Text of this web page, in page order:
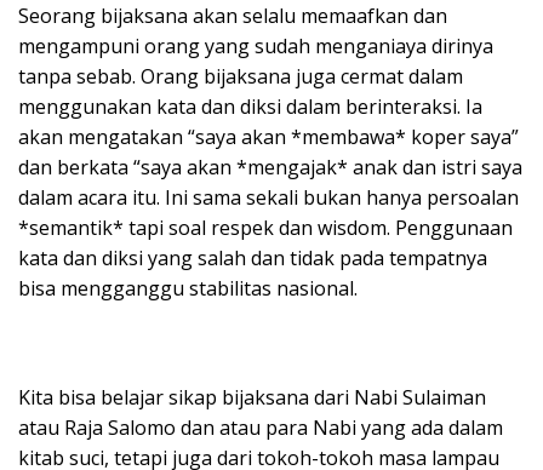
Seorang bijaksana akan selalu memaafkan dan
mengampuni orang yang sudah menganiaya dirinya
tanpa sebab. Orang bijaksana juga cermat dalam
menggunakan kata dan diksi dalam berinteraksi. Ia
akan mengatakan “saya akan *membawa* koper saya”
dan berkata “saya akan *mengajak* anak dan istri saya
dalam acara itu. Ini sama sekali bukan hanya persoalan
*semantik* tapi soal respek dan wisdom. Penggunaan
kata dan diksi yang salah dan tidak pada tempatnya
bisa mengganggu stabilitas nasional.
Kita bisa belajar sikap bijaksana dari Nabi Sulaiman
atau Raja Salomo dan atau para Nabi yang ada dalam
kitab suci, tetapi juga dari tokoh-tokoh masa lampau